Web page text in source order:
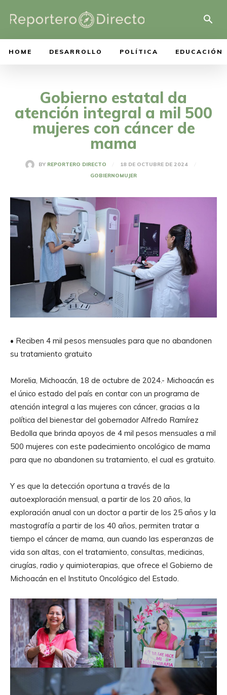
HOME DESARROLLO POLÍTICA EDUCACIÓN
Gobierno estatal da
atención integral a mil 500
mujeres con cáncer de
mama
BY REPORTERO DIRECTO
18 DE OCTUBRE DE 2024
GOBIERNOMUJER
• Reciben 4 mil pesos mensuales para que no abandonen
su tratamiento gratuito
Morelia, Michoacán, 18 de octubre de 2024.- Michoacán es
el único estado del país en contar con un programa de
atención integral a las mujeres con cáncer, gracias a la
política del bienestar del gobernador Alfredo Ramírez
Bedolla que brinda apoyos de 4 mil pesos mensuales a mil
500 mujeres con este padecimiento oncológico de mama
para que no abandonen su tratamiento, el cual es gratuito.
Y es que la detección oportuna a través de la
autoexploración mensual, a partir de los 20 años, la
exploración anual con un doctor a partir de los 25 años y la
mastografía a partir de los 40 años, permiten tratar a
tiempo el cáncer de mama, aun cuando las esperanzas de
vida son altas, con el tratamiento, consultas, medicinas,
cirugías, radio y quimioterapias, que ofrece el Gobierno de
Michoacán en el Instituto Oncológico del Estado.